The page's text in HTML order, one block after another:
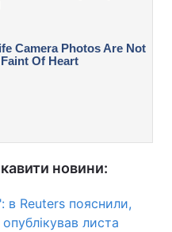
новини:
в Reuters пояснили,
листа